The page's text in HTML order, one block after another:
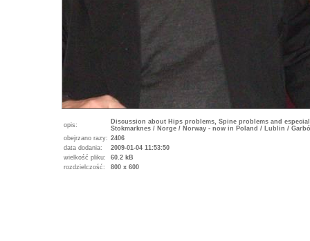
opis:
Discussion about Hips problems, Spine problems and
Stokmarknes / Norge / Norway - now in Poland / Lublin /
obejrzano razy: 2406
data dodania:
2009-01-04 11:53:50
wielkość pliku:
60.2 kB
rozdzielczość:
800 x 600